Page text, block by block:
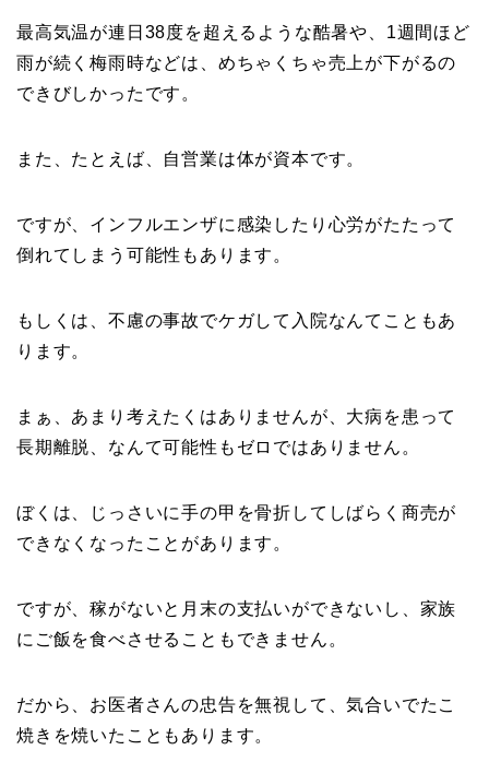
最高気温が連日38度を超えるような酷暑や、1週間ほど
雨が続く梅雨時などは、めちゃくちゃ売上が下がるの
できびしかったです。
また、たとえば、自営業は体が資本です。
ですが、インフルエンザに感染したり心労がたたって
倒れてしまう可能性もあります。
もしくは、不慮の事故でケガして入院なんてこともあ
ります。
まぁ、あまり考えたくはありませんが、大病を患って
長期離脱、なんて可能性もゼロではありません。
ぼくは、じっさいに手の甲を骨折してしばらく商売が
できなくなったことがあります。
ですが、稼がないと月末の支払いができないし、家族
にご飯を食べさせることもできません。
だから、お医者さんの忠告を無視して、気合いでたこ
焼きを焼いたこともあります。